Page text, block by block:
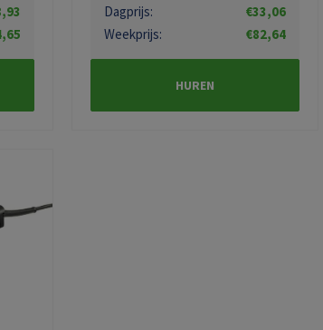
Dagprijs:
€33,06
Weekprijs:
€82,64
HUREN